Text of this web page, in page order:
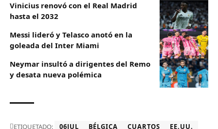
Vinicius renovó con el Real Madrid
hasta el 2032
Messi lideró y Telasco anotó en la
goleada del Inter Miami
Neymar insultó a dirigentes del Remo
y desata nueva polémica
ETIQUETADO: 06JUL BÉLGICA CUARTOS EE.UU.